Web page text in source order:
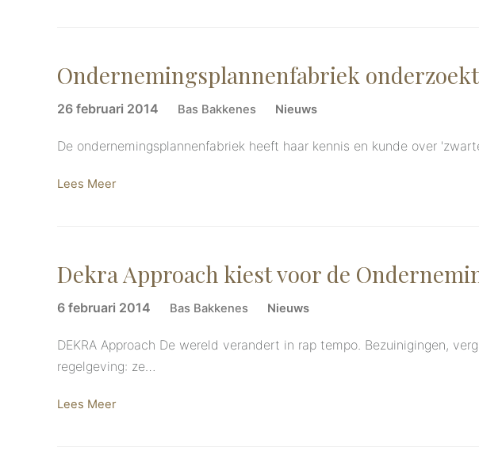
Ondernemingsplannenfabriek onderzoekt
26 februari 2014 Bas Bakkenes Nieuws
De ondernemingsplannenfabriek heeft haar kennis en kunde over
Lees Meer
Dekra Approach kiest voor de
6 februari 2014 Bas Bakkenes Nieuws
DEKRA Approach De wereld verandert in rap tempo. Bezuinigingen,
regelgeving: ze…
Lees Meer